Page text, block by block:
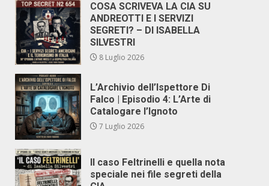
COSA SCRIVEVA LA CIA SU
ANDREOTTI E I SERVIZI
SEGRETI? – DI ISABELLA
SILVESTRI
8 Luglio 2026
L’Archivio dell’Ispettore Di
Falco | Episodio 4: L’Arte di
Catalogare l’Ignoto
7 Luglio 2026
Il caso Feltrinelli e quella nota
speciale nei file segreti della